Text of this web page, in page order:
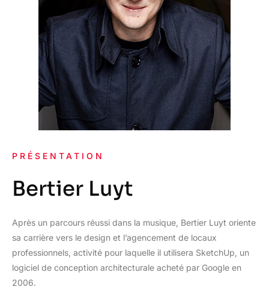
PRÉSENTATION
Bertier Luyt
Après un parcours réussi dans la musique, Bertier Luyt oriente
sa carrière vers le design et l’agencement de locaux
professionnels, activité pour laquelle il utilisera SketchUp, un
logiciel de conception architecturale acheté par Google en
2006.